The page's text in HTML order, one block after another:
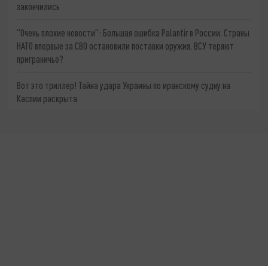
закончились
"Очень плохие новости": Большая ошибка Palantir в России. Страны
НАТО впервые за СВО остановили поставки оружия. ВСУ теряют
приграничье?
Вот это триллер! Тайна удара Украины по иранскому судну на
Каспии раскрыта